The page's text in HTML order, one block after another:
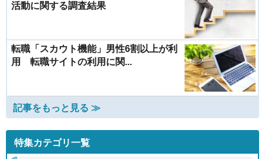
活動に関する調査結果
転職「スカウト機能」男性6割以上が利
用 転職サイトの利用に関...
記事をもっと見る ≫
特集カテゴリ一覧